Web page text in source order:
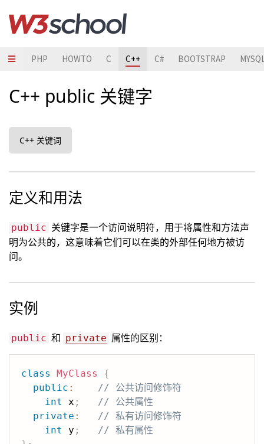
PHP HOWTO C C++ C# BOOTSTRAP
C++ public 关键字
C++ 关键词
定义和用法
public 关键字是一个访问说明符，用于将属性和方法声
明为公共的，这意味着它们可以在类的外部任何地方被访
问。
实例
public 和 private 属性的区别：
class MyClass
{
public :
// 公共访问修饰符
int
x ;
// 公共属性
private :
// 私有访问修饰符
int
y ;
// 私有属性